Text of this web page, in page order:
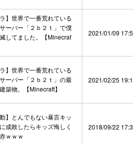
ラ】世界で一番荒れている
ーバー「２ｂ２ｔ」で僕
してました。【Minecraf
2021/01/09
ラ】世界で一番荒れている
ーバー「２ｂ２ｔ」の最
築物。【Minecraft】
2021/02/25
動】とんでもない暴言キッ
成敗したらキッズ悔しく
ｗｗｗ
2018/09/22